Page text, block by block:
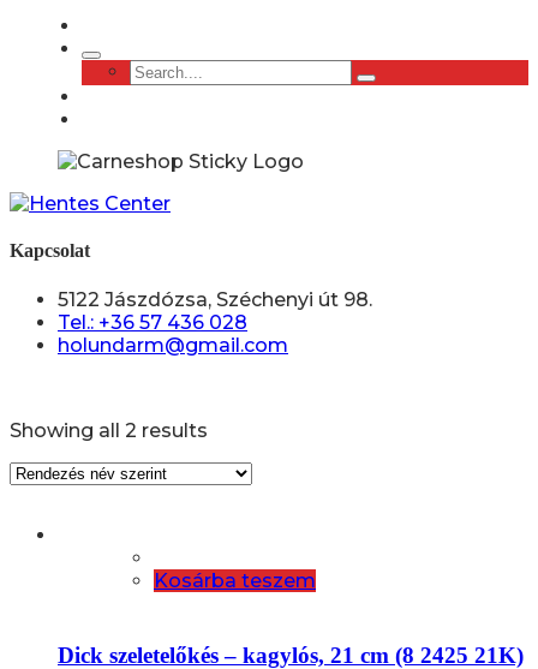
Kapcsolat
5122 Jászdózsa, Széchenyi út 98.
Tel.: +36 57 436 028
holundarm@gmail.com
Showing all 2 results
Kosárba teszem
Dick szeletelőkés – kagylós, 21 cm (8 2425 21K)